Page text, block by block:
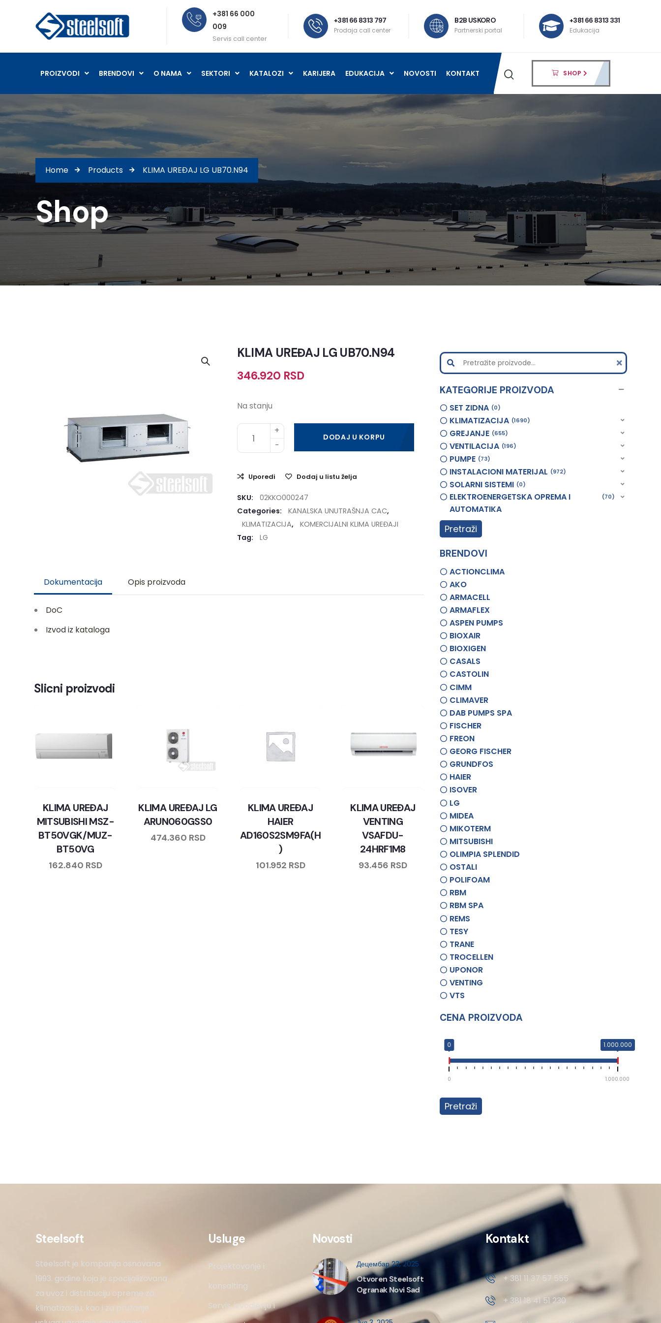
+381 66 000
009
Servis call center
+381 66 8313 797
Prodaja call center
B2B USKORO
Partnerski portal
+381 66 8313 331
Edukacija
PROIZVODI BRENDOVI O NAMA SEKTORI KATALOZI KARIJERA EDUKACIJA NOVOSTI KONTAKT SHOP
Home Products KLIMA UREĐAJ LG UB70.N94
Shop
KLIMA UREĐAJ LG UB70.N94
346.920 RSD
Na stanju
DODAJ U KORPU
Uporedi Dodaj u listu želja
SKU:
02KKO000247
Categories:
KANALSKA UNUTRAŠNJA CAC,
KLIMATIZACIJA,
KOMERCIJALNI KLIMA UREĐAJI
Tag:
LG
Dokumentacija Opis proizvoda
DoC
Izvod iz kataloga
Slicni proizvodi
KLIMA UREĐAJ
MITSUBISHI MSZ-
BT50VGK/MUZ-
BT50VG
162.840 RSD
KLIMA UREĐAJ LG
ARUN060GSS0
474.360 RSD
KLIMA UREĐAJ
HAIER
AD160S2SM9FA(H
)
101.952 RSD
KLIMA UREĐAJ
VENTING
VSAFDU-
24HRF1M8
93.456 RSD
KATEGORIJE PROIZVODA
SET ZIDNA 0
KLIMATIZACIJA 1690
GREJANJE 655
VENTILACIJA 196
PUMPE 73
INSTALACIONI MATERIJAL 972
SOLARNI SISTEMI 0
ELEKTROENERGETSKA OPREMA I
AUTOMATIKA
70
Pretraži
BRENDOVI
ACTIONCLIMA
AKO
ARMACELL
ARMAFLEX
ASPEN PUMPS
BIOXAIR
BIOXIGEN
CASALS
CASTOLIN
CIMM
CLIMAVER
DAB PUMPS SPA
FISCHER
FREON
GEORG FISCHER
GRUNDFOS
HAIER
ISOVER
LG
MIDEA
MIKOTERM
MITSUBISHI
OLIMPIA SPLENDID
OSTALI
POLIFOAM
RBM
RBM SPA
REMS
TESY
TRANE
TROCELLEN
UPONOR
VENTING
VTS
CENA PROIZVODA
0 1.000.000
0 1.000.000
Pretraži
Steelsoft
Steelsoft je kompanija osnovana
1993. godine koja je specijalizovana
za uvoz i distribuciju opreme za
klimatizaciju, kao i za pružanje
Usluge
Projektovanje i
konsalting
Servis, izvodjenje i
Novosti
Децембар 23, 2025
Otvoren Steelsoft
Ogranak Novi Sad
Kontakt
+ 381 11 37 57 555
+ 381 18 41 51 230